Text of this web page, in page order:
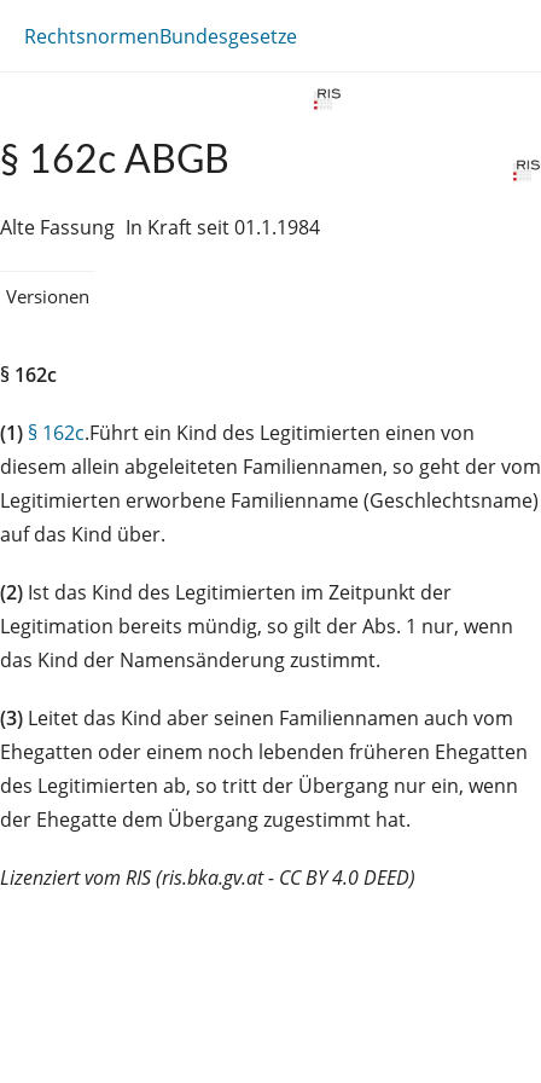
RechtsnormenBundesgesetze
§ 162c ABGB
Alte Fassung In Kraft seit 01.1.1984
Versionen
§ 162c
(1) § 162c.Führt ein Kind des Legitimierten einen von
diesem allein abgeleiteten Familiennamen, so geht der vom
Legitimierten erworbene Familienname (Geschlechtsname)
auf das Kind über.
(2) Ist das Kind des Legitimierten im Zeitpunkt der
Legitimation bereits mündig, so gilt der Abs. 1 nur, wenn
das Kind der Namensänderung zustimmt.
(3) Leitet das Kind aber seinen Familiennamen auch vom
Ehegatten oder einem noch lebenden früheren Ehegatten
des Legitimierten ab, so tritt der Übergang nur ein, wenn
der Ehegatte dem Übergang zugestimmt hat.
Lizenziert vom RIS (ris.bka.gv.at - CC BY 4.0 DEED)